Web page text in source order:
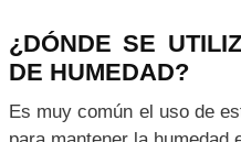
¿DÓNDE SE
DE HUMEDAD?
Es muy común el uso de